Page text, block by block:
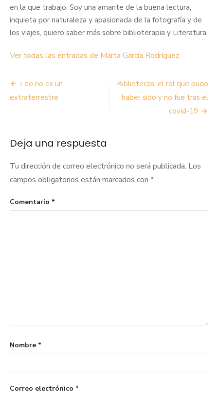
en la que trabajo. Soy una amante de la buena lectura,
inquieta por naturaleza y apasionada de la fotografía y de
los viajes, quiero saber más sobre biblioterapia y Literatura.
Ver todas las entradas de Marta García Rodríguez
Navegación
de
Leo no es un
extraterrestre
Bibliotecas, el rol que pudo
haber sido y no fue tras el
covid-19
Deja una respuesta
Tu dirección de correo electrónico no será publicada. Los
campos obligatorios están marcados con *
Comentario *
Nombre *
Correo electrónico *